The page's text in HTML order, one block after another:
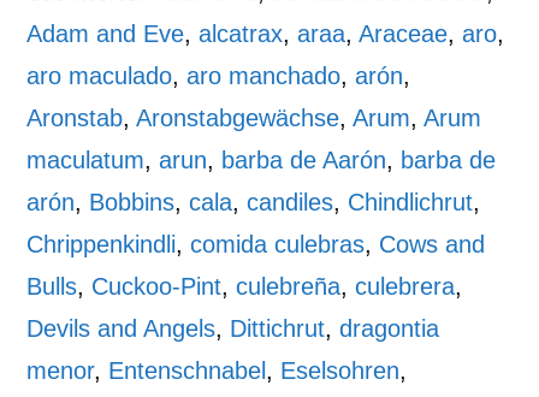
Adam and Eve,alcatrax,araa,Araceae,aro,
aro maculado,aro manchado,arón,
Aronstab,Aronstabgewächse,Arum,Arum
maculatum,arun, barba de Aarón, barba de
arón, Bobbins,cala,candiles, Chindlichrut,
Chrippenkindli,comida culebras, Cows and
Bulls, Cuckoo-Pint,culebreña,culebrera,
Devils and Angels, Dittichrut,dragontia
menor, Entenschnabel , Eselsohren,